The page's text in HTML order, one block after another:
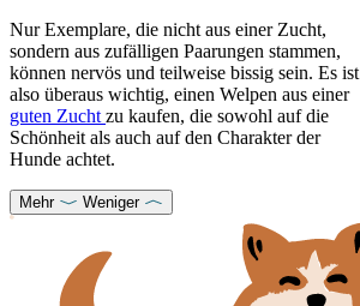
Nur Exemplare, die nicht aus einer Zucht,
sondern aus zufälligen Paarungen stammen,
können nervös und teilweise bissig sein. Es ist
also überaus wichtig, einen Welpen aus einer
guten Zucht zu kaufen, die sowohl auf die
Schönheit als auch auf den Charakter der
Hunde achtet.
Mehr Weniger